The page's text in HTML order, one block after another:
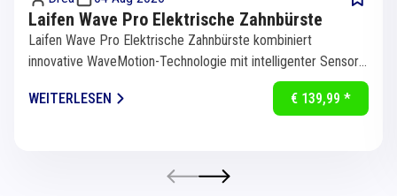
Laifen Wave Pro Elektrische Zahnbürste
Laifen Wave Pro Elektrische Zahnbürste kombiniert
innovative WaveMotion-Technologie mit intelligenter Sensorik
WEITERLESEN
€ 139,99 *